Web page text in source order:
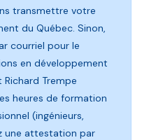
transmettre votre
du Québec. Sinon,
courriel pour le
en développement
Trempe
heures de formation
(ingénieurs,
une attestation par